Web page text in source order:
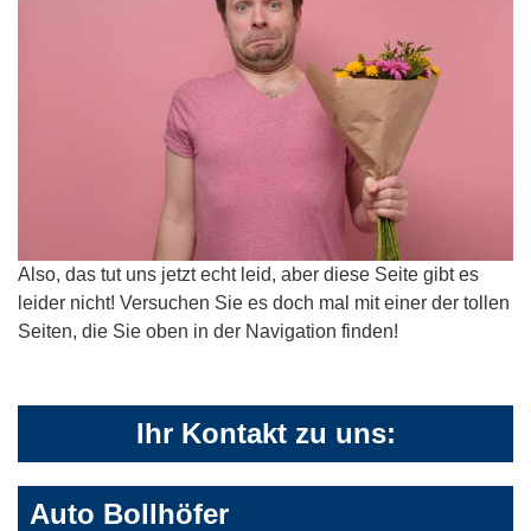
Also, das tut uns jetzt echt leid, aber diese Seite gibt es
leider nicht! Versuchen Sie es doch mal mit einer der tollen
Seiten, die Sie oben in der Navigation finden!
Ihr Kontakt zu uns:
Auto Bollhöfer